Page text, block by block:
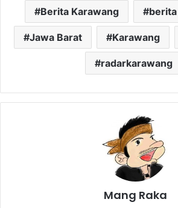
Berita Karawang
Jawa Barat Karawang
radarkarawang
Mang Raka